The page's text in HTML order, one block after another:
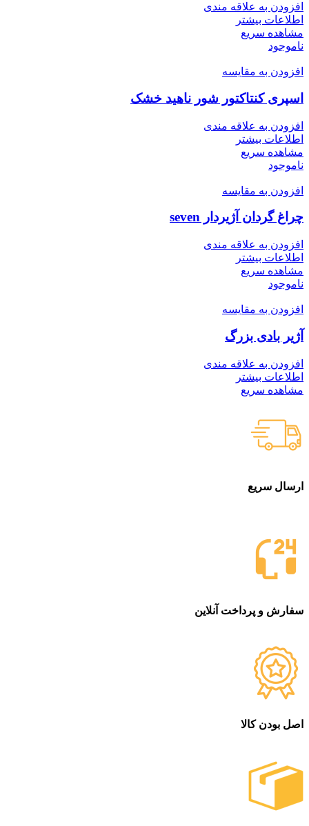
افزودن به علاقه مندی
اطلاعات بیشتر
مشاهده سریع
ناموجود
افزودن به مقایسه
اسپری کنتاکتور شور ناهید خشک
افزودن به علاقه مندی
اطلاعات بیشتر
مشاهده سریع
ناموجود
افزودن به مقایسه
چراغ گردان آژیردار seven
افزودن به علاقه مندی
اطلاعات بیشتر
مشاهده سریع
ناموجود
افزودن به مقایسه
آژیر بادی بزرگ
افزودن به علاقه مندی
اطلاعات بیشتر
مشاهده سریع
ارسال سریع
سفارش و پرداخت آنلاین
اصل بودن کالا